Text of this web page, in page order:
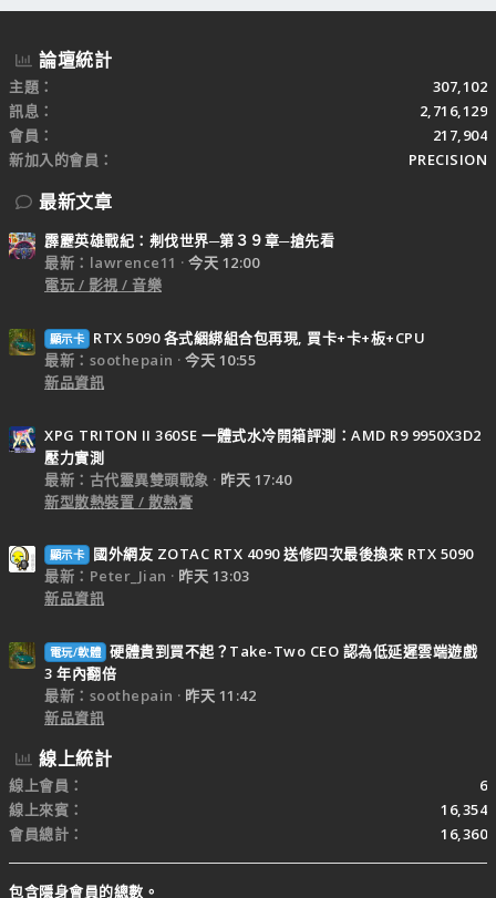
論壇統計
主題
307,102
訊息
2,716,129
會員
217,904
新加入的會員
PRECISION
最新文章
霹靂英雄戰紀：刜伐世界─第３９章─搶先看
最新：lawrence11
今天 12:00
電玩 / 影視 / 音樂
顯示卡
RTX 5090 各式綑綁組合包再現, 買卡+卡+板+CPU
最新：soothepain
今天 10:55
新品資訊
XPG TRITON II 360SE 一體式水冷開箱評測：AMD R9 9950X3D2
壓力實測
最新：古代靈異雙頭戰象
昨天 17:40
新型散熱裝置 / 散熱膏
顯示卡
國外網友 ZOTAC RTX 4090 送修四次最後換來 RTX 5090
最新：Peter_Jian
昨天 13:03
新品資訊
電玩/軟體 硬體貴到買不起？Take-Two CEO 認為低延遲雲端遊戲
3 年內翻倍
最新：soothepain
昨天 11:42
新品資訊
線上統計
線上會員
6
線上來賓
16,354
會員總計
16,360
包含隱身會員的總數。